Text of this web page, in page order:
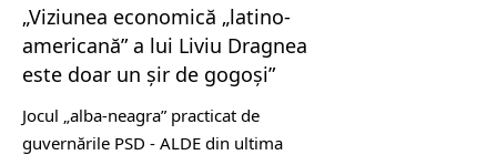
„Viziunea economică „latino-
americană” a lui Liviu Dragnea
este doar un şir de gogoşi”
Jocul „alba-neagra” practicat de
guvernările PSD - ALDE din ultima